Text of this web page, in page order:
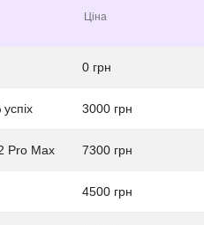
Ціна
0 грн
3000 грн
Pro Max 7300 грн
4500 грн